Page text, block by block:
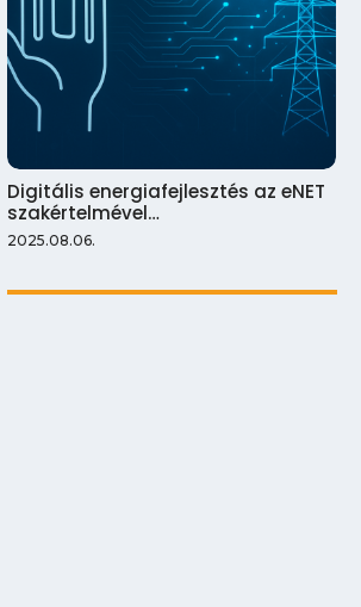
Digitális energiafejlesztés az eNET
szakértelmével…
2025.08.06.